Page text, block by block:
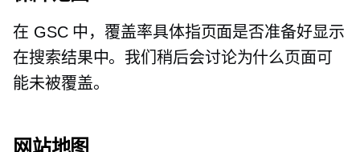
在 GSC 中，覆盖率具体指页面是否准备好显示
在搜索结果中。我们稍后会讨论为什么页面可
能未被覆盖。
网站地图